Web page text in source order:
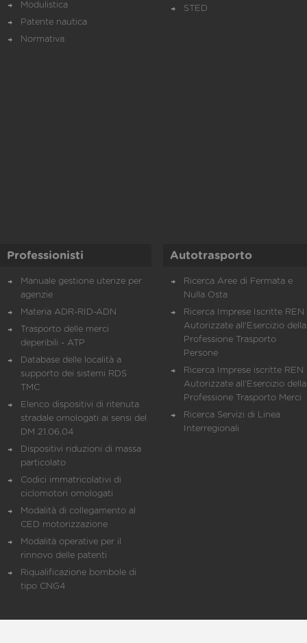
Modulistica
Patente nautica
Normativa
STED
Professionisti
Manuale gestione utenze per
agenzie
Materia ADR-RID-ADN
Trasporto delle merci
deperibili - ATP
Database delle località a
supporto dei sistemi RDS
TMC
Elenco dispositivi di ritenuta
stradale omologati ai sensi del
DM 21.06.04
Dispositivi riduzioni di massa
particolato
Codici immatricolativi di
ciclomotori omologati
Modalità di collegamento al
CED motorizzazione
Modalità operative per il
rinnovo delle patenti
Riqualificazione bombole di
tipo CNG4
Autotrasporto
Ricerca Aree di Fermata e
Nulla Osta
Ricerca Imprese Iscritte REN
Autorizzate all'Esercizio della
Professione Trasporto
Persone
Ricerca Imprese iscritte REN
Autorizzate all'Esercizio della
Professione Trasporto Merci
Ricerca Servizi di Linea
Interregionali